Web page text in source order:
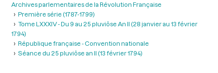
Archives parlementaires de la Révolution Française
Première série (1787-1799)
Tome LXXXIV - Du 9 au 25 pluviôse An II (28 janvier au 13 février
1794)
République française - Convention nationale
Séance du 25 pluviôse an II (13 février 1794)